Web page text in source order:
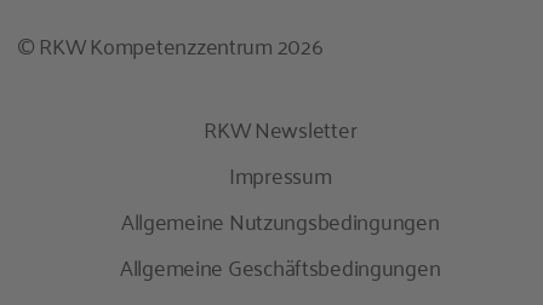
© RKW Kompetenzzentrum 2026
RKW Newsletter
Impressum
Allgemeine Nutzungsbedingungen
Allgemeine Geschäftsbedingungen